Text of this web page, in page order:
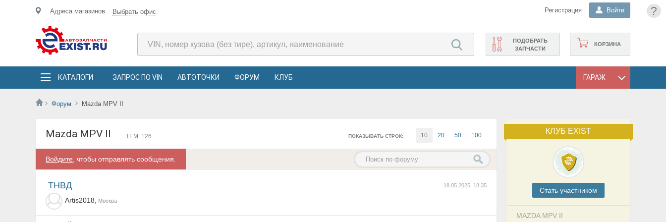
?
Адреса магазинов Выбрать офис Регистрация Войти
КОРЗИНА
ПОДОБРАТЬ
ЗАПЧАСТИ
КАТАЛОГИ ЗАПРОС ПО VIN АВТОТОЧКИ ФОРУМ КЛУБ ГАРАЖ
Форум Mazda MPV II
КЛУБ EXIST
Cтать участником
MAZDA MPV II
Mazda MPV II ПОКАЗЫВАТЬ СТРОК: 10 20 50 100
ТЕМ: 126
Войдите , чтобы отправлять сообщения.
18.05.2025, 18:35
ТНВД
Artis2018, Москва